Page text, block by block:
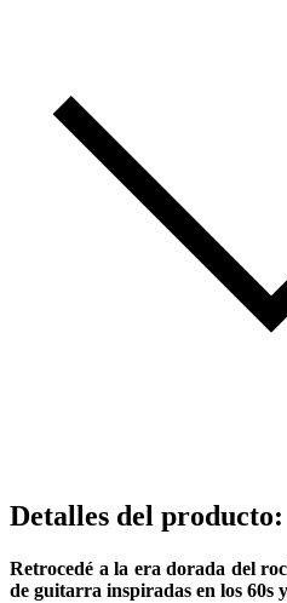
Detalles del producto:
Retrocedé a la era dorada del
de guitarra inspiradas en los 60s